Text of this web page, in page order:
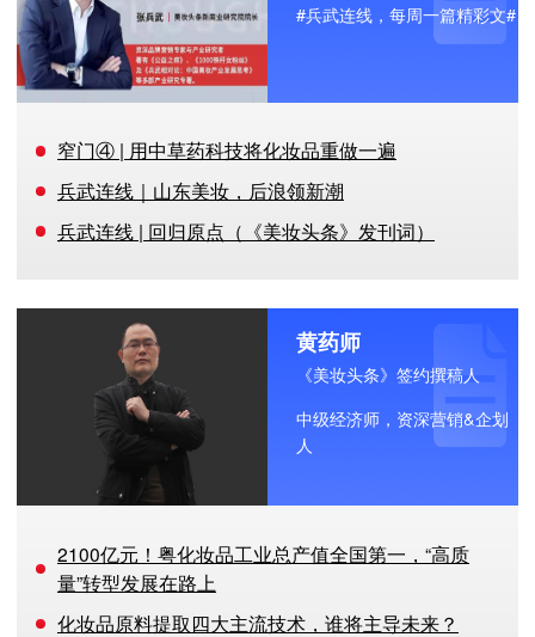
#兵武连线，每周一篇精彩文#
窄门④ | 用中草药科技将化妆品重做一遍
兵武连线｜山东美妆，后浪领新潮
兵武连线 | 回归原点（《美妆头条》发刊词）
黄药师
《美妆头条》签约撰稿人
中级经济师，资深营销&企划
人
2100亿元！粤化妆品工业总产值全国第一，“高质
量”转型发展在路上
化妆品原料提取四大主流技术，谁将主导未来？